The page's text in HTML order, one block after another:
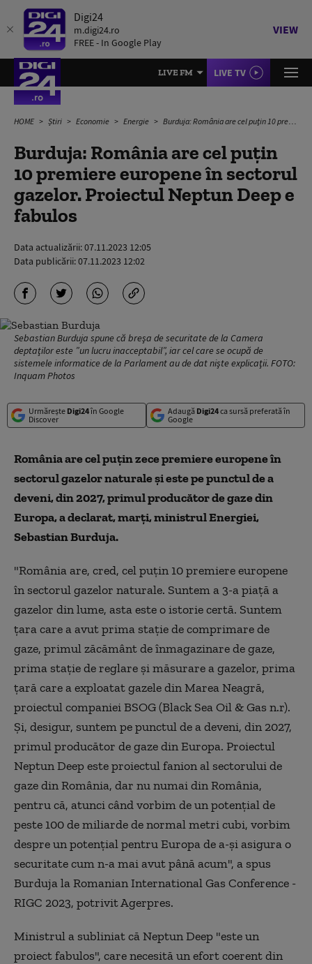
Digi24
m.digi24.ro
FREE - In Google Play
VIEW
LIVE FM LIVE TV
HOME Știri Economie Energie Burduja: România are cel puţin 10 premiere europene în sectorul gazelor. Proiectul Neptun Deep e fabulos
Burduja: România are cel puţin
10 premiere europene în sectorul
gazelor. Proiectul Neptun Deep e
fabulos
Data actualizării:07.11.2023 12:05
Data publicării:07.11.2023 12:02
Sebastian Burduja spune că breşa de securitate de la Camera
deptaţilor este ”un lucru inacceptabil”, iar cel care se ocupă de
sistemele informatice de la Parlament au de dat nişte explicaţii. FOTO:
Inquam Photos
Urmărește Digi24în Google
Discover
Adaugă Digi24ca sursă preferată în
Google
România are cel puţin zece premiere europene în
sectorul gazelor naturale şi este pe punctul de a
deveni, din 2027, primul producător de gaze din
Europa, a declarat, marţi, ministrul Energiei,
Sebastian Burduja.
"România are, cred, cel puţin 10 premiere europene
în sectorul gazelor naturale. Suntem a 3-a piaţă a
gazelor din lume, asta este o istorie certă. Suntem
ţara care a avut prima staţie de comprimare de
gaze, primul zăcământ de înmagazinare de gaze,
prima staţie de reglare şi măsurare a gazelor, prima
ţară care a exploatat gazele din Marea Neagră,
proiectul companiei BSOG (Black Sea Oil & Gas n.r).
Şi, desigur, suntem pe punctul de a deveni, din 2027,
primul producător de gaze din Europa. Proiectul
Neptun Deep este proiectul fanion al sectorului de
gaze din România, dar nu numai din România,
pentru că, atunci când vorbim de un potenţial de
peste 100 de miliarde de normal metri cubi, vorbim
despre un potenţial pentru Europa de a-şi asigura o
securitate cum n-a mai avut până acum", a spus
Burduja la Romanian International Gas Conference -
RIGC 2023, potrivit Agerpres.
Ministrul a subliniat că Neptun Deep "este un
proiect fabulos", care necesită un efort coerent din